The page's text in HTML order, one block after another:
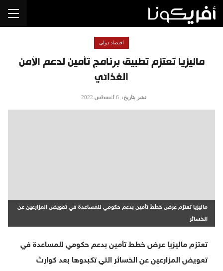
ماليزيا تعتزم تطبيق برنامج تأمين لدعم الأمن
الغذائي
اقتصاد دولي
نشر بتاريخ: 6 أغسطس 2022
ماليزيا تعتزم عرض خطط تأمين بدعم حكومي للمساعدة في تعويض المزارعين عن
الخسائر
تعتزم ماليزيا عرض خطط تأمين بدعم حكومي للمساعدة في
تعويض المزارعين عن الخسائر التي تكبدوها بعد كوارث